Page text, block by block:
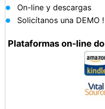
On-line y descargas
Solicítanos una DEMO !
Plataformas on-line